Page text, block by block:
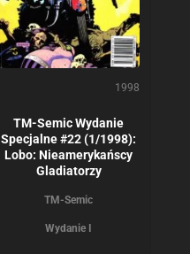
1998
TM-Semic Wydanie
Specjalne #22 (1/1998):
Lobo: Nieamerykańscy
Gladiatorzy
TM-Semic
Wydanie I